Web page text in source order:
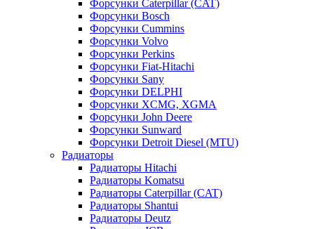
Форсунки Caterpillar (CAT)
Форсунки Bosch
Форсунки Cummins
Форсунки Volvo
Форсунки Perkins
Форсунки Fiat-Hitachi
Форсунки Sany
Форсунки DELPHI
Форсунки XCMG, XGMA
Форсунки John Deere
Форсунки Sunward
Форсунки Detroit Diesel (MTU)
Радиаторы
Радиаторы Hitachi
Радиаторы Komatsu
Радиаторы Caterpillar (CAT)
Радиаторы Shantui
Радиаторы Deutz